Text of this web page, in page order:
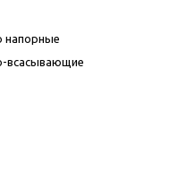
напорные
всасывающие